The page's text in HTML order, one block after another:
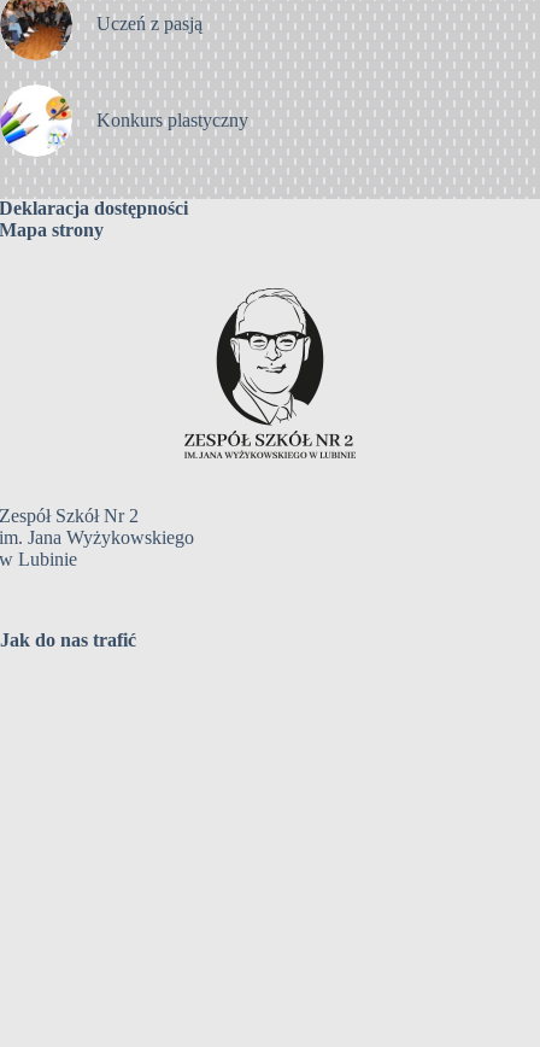
Uczeń z pasją
Konkurs plastyczny
Deklaracja dostępności
Mapa strony
Zespół Szkół Nr 2
im. Jana Wyżykowskiego
w Lubinie
Jak do nas trafić